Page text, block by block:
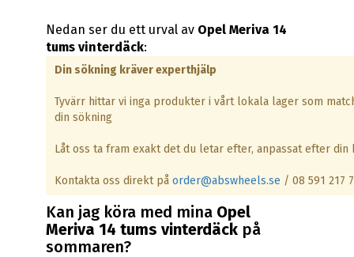
Nedan ser du ett urval av Opel Meriva 14
tums vinterdäck:
Din sökning kräver experthjälp
Tyvärr hittar vi inga produkter i vårt lokala lager som
din sökning
Låt oss ta fram exakt det du letar efter, anpassat efter din
Kontakta oss direkt på order@abswheels.se / 08 591 217
Kan jag köra med mina Opel
Meriva 14 tums vinterdäck på
sommaren?